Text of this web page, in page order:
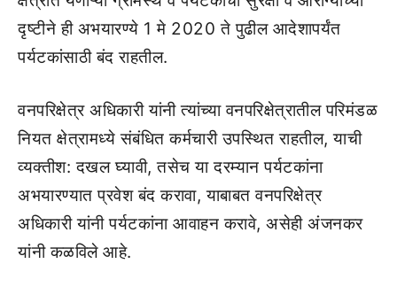
दृष्टीने ही अभयारण्ये 1 मे 2020 ते पुढील आदेशापर्यंत
पर्यटकांसाठी बंद राहतील.
वनपरिक्षेत्र अधिकारी यांनी त्यांच्या वनपरिक्षेत्रातील परिमंडळ
नियत क्षेत्रामध्ये संबंधित कर्मचारी उपस्थित राहतील, याची
व्यक्तीश: दखल घ्यावी, तसेच या दरम्यान पर्यटकांना
अभयारण्यात प्रवेश बंद करावा, याबाबत वनपरिक्षेत्र
अधिकारी यांनी पर्यटकांना आवाहन करावे, असेही अंजनकर
यांनी कळविले आहे.